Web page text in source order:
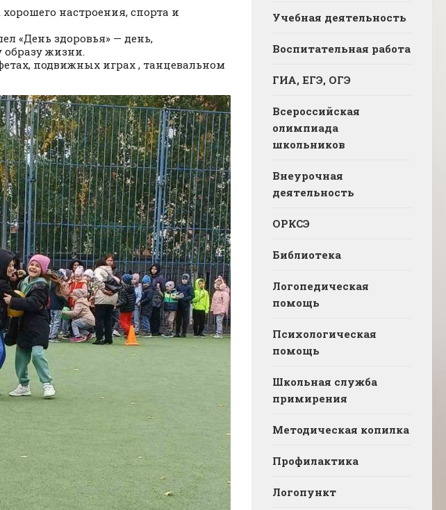
настроения, спорта и
«День здоровья» — день,
жизни.
подвижных играх , танцевальном
Учебная деятельность
Воспитательная работа
ГИА, ЕГЭ, ОГЭ
Всероссийская
олимпиада
школьников
Внеурочная
деятельность
ОРКСЭ
Библиотека
Логопедическая
помощь
Психологическая
помощь
Школьная служба
примирения
Методическая копилка
Профилактика
Логопункт